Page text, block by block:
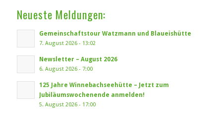
Neueste Meldungen:
Gemeinschaftstour Watzmann und Blaueishütte
7. August 2026 - 13:02
Newsletter – August 2026
6. August 2026 - 7:00
125 Jahre Winnebachseehütte – Jetzt zum
Jubiläumswochenende anmelden!
5. August 2026 - 17:00